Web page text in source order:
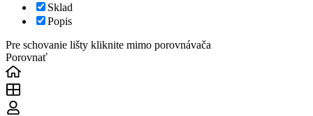
Sklad
Popis
Pre schovanie lišty kliknite mimo porovnávača
Porovnať